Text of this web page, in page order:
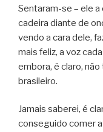
Sentaram-se – ele a
cadeira diante de
vendo a cara dele,
mais feliz, a voz
embora, é claro,
brasileiro.
Jamais saberei, é
conseguido comer